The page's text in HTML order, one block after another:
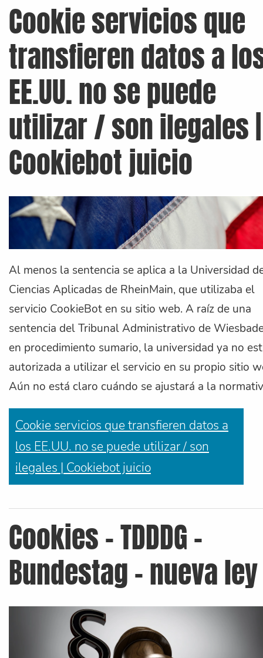
Cookie servicios que
transfieren datos a
EE.UU. no se puede
utilizar / son ilegales |
Cookiebot juicio
Al menos la sentencia se aplica a la Universidad
Ciencias Aplicadas de RheinMain, que utilizaba el
servicio CookieBot en su sitio web. A raíz de una
sentencia del Tribunal Administrativo de
en procedimiento sumario, la universidad ya no
autorizada a utilizar el servicio en su propio sitio
Aún no está claro cuándo se ajustará a la
Cookie servicios que transfieren datos a
los EE.UU. no se puede utilizar / son
ilegales | Cookiebot juicio
Cookies - TDDDG -
Bundestag - nueva ley